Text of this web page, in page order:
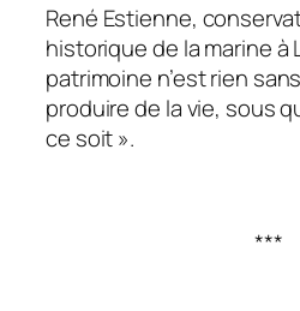
René Estienne,
historique de la marine à
patrimoine n’est rien
produire de la vie, sous
ce soit ».
***